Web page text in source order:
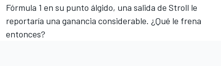
Fórmula 1 en su punto álgido, una salida de Stroll le
reportaría una ganancia considerable. ¿Qué le frena
entonces?